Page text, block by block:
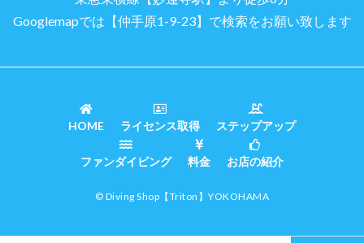
Googlemapでは【仲手原1-9-23】で検索をお願い致します
HOME ライセンス取得 ステップアップ
ファンダイビング 料金 お店の紹介
© Diving Shop 【Triton】YOKOHAMA